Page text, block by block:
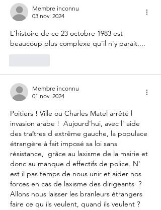
Membre inconnu
03 nov. 2024
L'histoire de ce 23 octobre 1983 est
beaucoup plus complexe qu'il n'y parait....
Membre inconnu
01 nov. 2024
Poitiers ! Ville ou Charles Matel arrêté l
invasion arabe !  Aujourd'hui, avec l' aide
des traîtres d extrême gauche, la populace
étrangère à fait imposé sa loi sans
résistance,  grâce au laxisme de la mairie et
donc au manque d effectifs de police. N'
est il pas temps de nous unir et aider nos
forces en cas de laxisme des dirigeants  ?
Allons nous laisser les branleurs étrangers
faire ce qu ils veulent, quand ils veulent ?